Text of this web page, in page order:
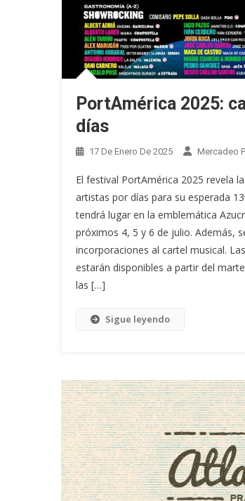
PortAmérica 2025:
días
17 De Enero De 2025 Mercadeo
El festival PortAmérica 2025 revela
artistas por días para su esperada
tendrá lugar en la emblemática
próximos 4, 5 y 6 de julio. Además,
incorporaciones al cartel musical.
estarán disponibles a partir del
las […]
Sigue leyendo